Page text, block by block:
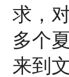
求，
多个
来到